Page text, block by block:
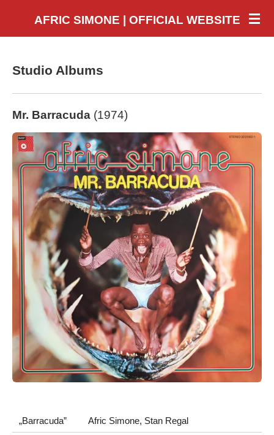
AFRIC SIMONE | OFFICIAL WEBSITE
Studio Albums
Mr. Barracuda (1974)
„Barracuda” Afric Simone, Stan Regal